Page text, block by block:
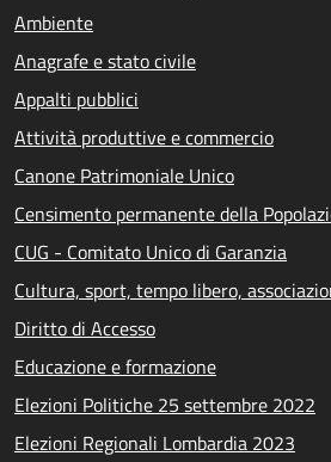
Ambiente
Anagrafe e stato civile
Appalti pubblici
Attività produttive e commercio
Canone Patrimoniale Unico
Censimento permanente della
CUG - Comitato Unico di Garanzia
Cultura, sport, tempo libero,
Diritto di Accesso
Educazione e formazione
Elezioni Politiche 25 settembre 2022
Elezioni Regionali Lombardia 2023